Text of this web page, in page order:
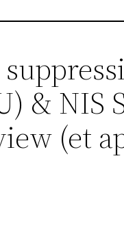
& NIS
(et